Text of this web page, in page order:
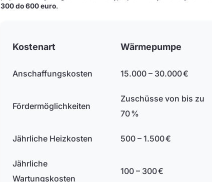
300 do 600 euro.
Kostenart Wärmepumpe
Anschaffungskosten 15.000 – 30.000 €
Fördermöglichkeiten
Zuschüsse von bis zu
70 %
Jährliche Heizkosten 500 – 1.500 €
Jährliche
Wartungskosten
100 – 300 €